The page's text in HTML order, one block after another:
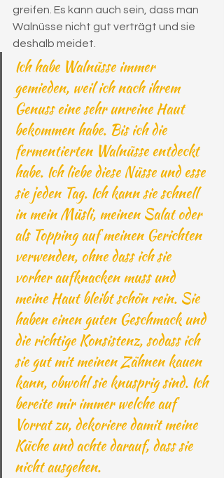
greifen. Es kann auch sein, dass man
Walnüsse nicht gut verträgt und sie
deshalb meidet.
Ich habe Walnüsse immer
gemieden, weil ich nach ihrem
Genuss eine sehr unreine Haut
bekommen habe. Bis ich die
fermentierten Walnüsse entdeckt
habe. Ich liebe diese Nüsse und esse
sie jeden Tag. Ich kann sie schnell
in mein Müsli, meinen Salat oder
als Topping auf meinen Gerichten
verwenden, ohne dass ich sie
vorher aufknacken muss und
meine Haut bleibt schön rein. Sie
haben einen guten Geschmack und
die richtige Konsistenz, sodass ich
sie gut mit meinen Zähnen kauen
kann, obwohl sie knusprig sind. Ich
bereite mir immer welche auf
Vorrat zu, dekoriere damit meine
Küche und achte darauf, dass sie
nicht ausgehen.